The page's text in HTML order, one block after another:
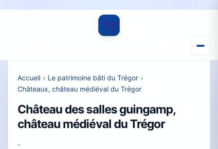
Accueil › Le patrimoine bâti du Trégor ›
Châteaux, château médiéval du Trégor
Château des salles guingamp,
château médiéval du Trégor
-